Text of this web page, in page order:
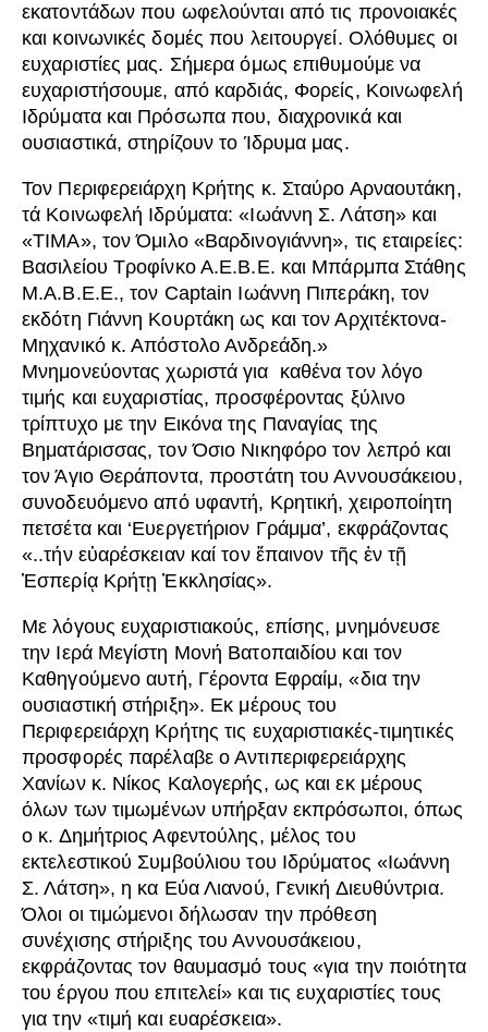
εκατοντάδων που ωφελούνται από τις προνοιακές
και κοινωνικές δομές που λειτουργεί. Ολόθυμες οι
ευχαριστίες μας. Σήμερα όμως επιθυμούμε να
ευχαριστήσουμε, από καρδιάς, Φορείς, Κοινωφελή
Ιδρύματα και Πρόσωπα που, διαχρονικά και
ουσιαστικά, στηρίζουν το Ίδρυμα μας.
Τον Περιφερειάρχη Κρήτης κ. Σταύρο Αρναουτάκη,
τά Κοινωφελή Ιδρύματα: «Ιωάννη Σ. Λάτση» και
«ΤΙΜΑ», τον Όμιλο «Βαρδινογιάννη», τις εταιρείες:
Βασιλείου Τροφίνκο Α.Ε.Β.Ε. και Μπάρμπα Στάθης
Μ.Α.Β.Ε.Ε., τον Captain Ιωάννη Πιπεράκη, τον
εκδότη Γιάννη Κουρτάκη ως και τον Αρχιτέκτονα-
Μηχανικό κ. Απόστολο Ανδρεάδη.»
Μνημονεύοντας χωριστά για καθένα τον λόγο
τιμής και ευχαριστίας, προσφέροντας ξύλινο
τρίπτυχο με την Εικόνα της Παναγίας της
Βηματάρισσας, τον Όσιο Νικηφόρο τον λεπρό και
τον Άγιο Θεράποντα, προστάτη του Αννουσάκειου,
συνοδευόμενο από υφαντή, Κρητική, χειροποίητη
πετσέτα και ‘Ευεργετήριον Γράμμα’, εκφράζοντας
«..τήν εὐαρέσκειαν καί τον ἔπαινον τῆς ἐν τῇ
Ἑσπερίᾳ Κρήτῃ Ἐκκλησίας».
Με λόγους ευχαριστιακούς, επίσης, μνημόνευσε
την Ιερά Μεγίστη Μονή Βατοπαιδίου και τον
Καθηγούμενο αυτή, Γέροντα Εφραίμ, «δια την
ουσιαστική στήριξη». Εκ μέρους του
Περιφερειάρχη Κρήτης τις ευχαριστιακές-τιμητικές
προσφορές παρέλαβε ο Αντιπεριφερειάρχης
Χανίων κ. Νίκος Καλογερής, ως και εκ μέρους
όλων των τιμωμένων υπήρξαν εκπρόσωποι, όπως
ο κ. Δημήτριος Αφεντούλης, μέλος του
εκτελεστικού Συμβούλιου του Ιδρύματος «Ιωάννη
Σ. Λάτση», η κα Εύα Λιανού, Γενική Διευθύντρια.
Όλοι οι τιμώμενοι δήλωσαν την πρόθεση
συνέχισης στήριξης του Αννουσάκειου,
εκφράζοντας τον θαυμασμό τους «για την ποιότητα
του έργου που επιτελεί» και τις ευχαριστίες τους
για την «τιμή και ευαρέσκεια».